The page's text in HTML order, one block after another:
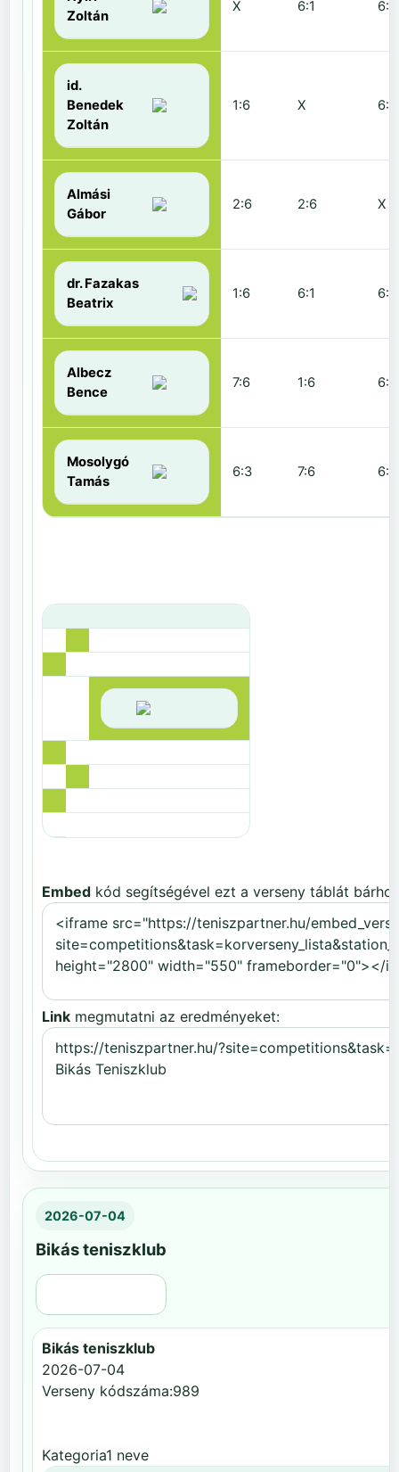
Zoltán
X 6:1 6:2
id.
Benedek
Zoltán
1:6 X 6:2
Almási
Gábor
2:6 2:6 X
dr. Fazakas
Beatrix
1:6 6:1 6:0
Albecz
Bence
7:6 1:6 6:3
Mosolygó
Tamás
6:3 7:6 6:1
Embed kód segítségével ezt a verseny táblát
Link megmutatni az eredményeket:
2026-07-04
Bikás teniszklub
Bikás teniszklub
2026-07-04
Verseny kódszáma:989
Kategoria1 neve